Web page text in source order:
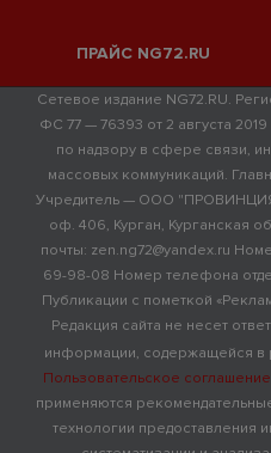
ПРАЙС NG72.RU
Сетевое издание NG72.RU.
ФС 77 — 76393 от 2 августа
по надзору в сфере связи,
массовых коммуникаций.
Учредитель — ООО "ПРОВИНЦИЯ
оф. 406, Курган, Курганская
почты: zen.ng72@yandex.ru
69-98-08 Номер телефона
Публикации с пометкой
Редакция сайта не несет
информации, содержащейся в
Пользовательское соглашение
применяются
технологии предоставления